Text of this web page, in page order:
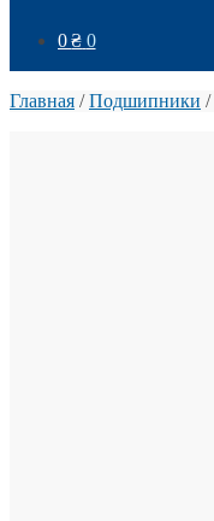
0₴ 0
Главная /Подшипники /